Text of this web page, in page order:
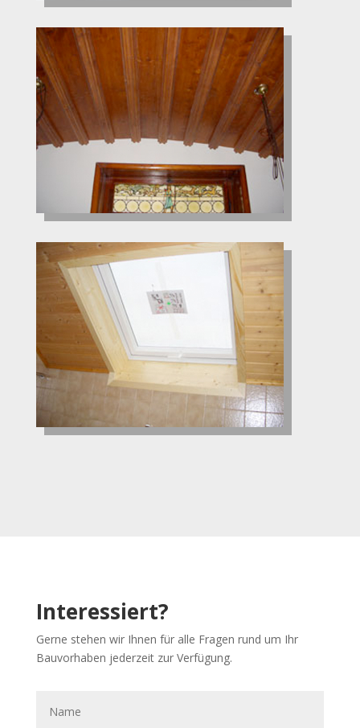
Interessiert?
Gerne stehen wir Ihnen für alle Fragen rund um Ihr
Bauvorhaben jederzeit zur Verfügung.